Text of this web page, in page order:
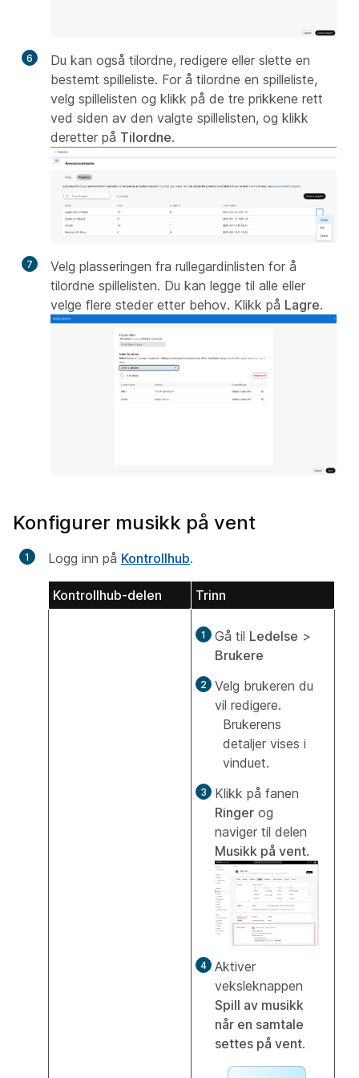
6
Du kan også tilordne, redigere eller slette en
bestemt spilleliste. For å tilordne en spilleliste,
velg spillelisten og klikk på de tre prikkene rett
ved siden av den valgte spillelisten, og klikk
deretter på Tilordne.
7
Velg plasseringen fra rullegardinlisten for å
tilordne spillelisten. Du kan legge til alle eller
velge flere steder etter behov. Klikk på Lagre.
Konfigurer musikk på vent
Logg inn på Kontrollhub.
Kontrollhub-delen Trinn
Gå til Ledelse >
Brukere
Velg brukeren du
vil redigere.
Brukerens
detaljer vises i
vinduet.
Klikk på fanen
Ringer og
naviger til delen
Musikk på vent.
Aktiver
veksleknappen
Spill av musikk
når en samtale
settes på vent.